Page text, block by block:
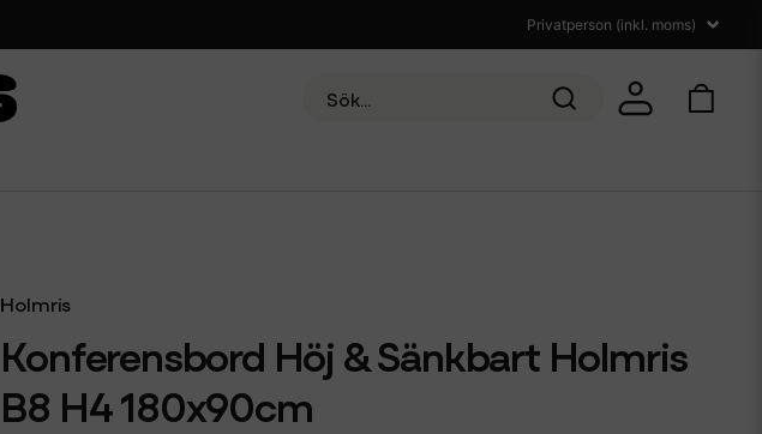
Holmris
Konferensbord Höj & Sänkbart Holmris
B8 H4 180x90cm